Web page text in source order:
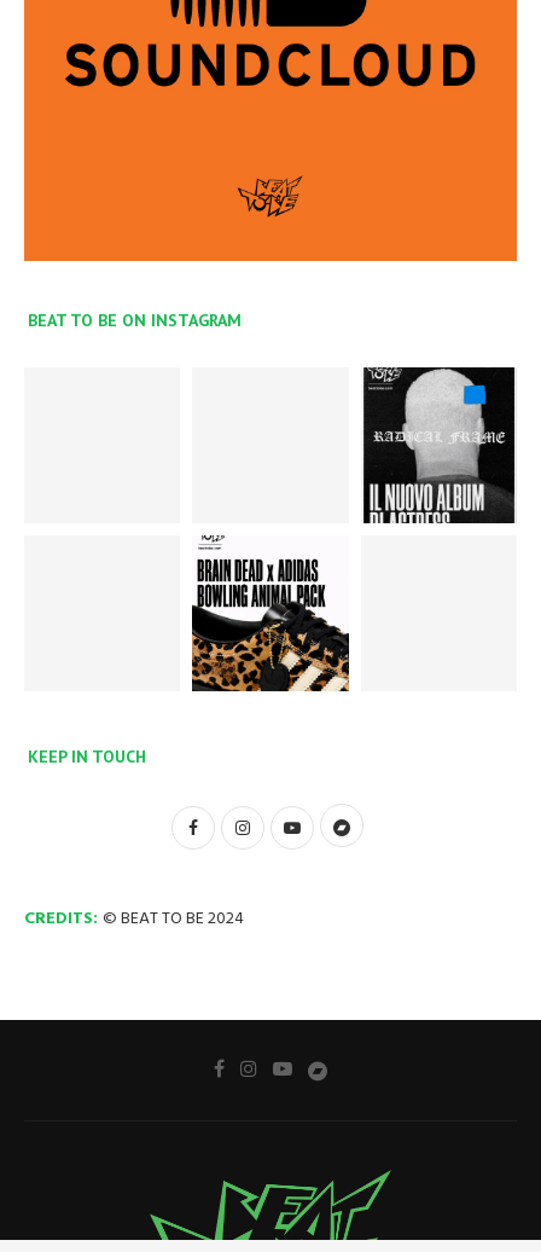
BEAT TO BE ON INSTAGRAM
KEEP IN TOUCH
CREDITS: © BEAT TO BE 2024